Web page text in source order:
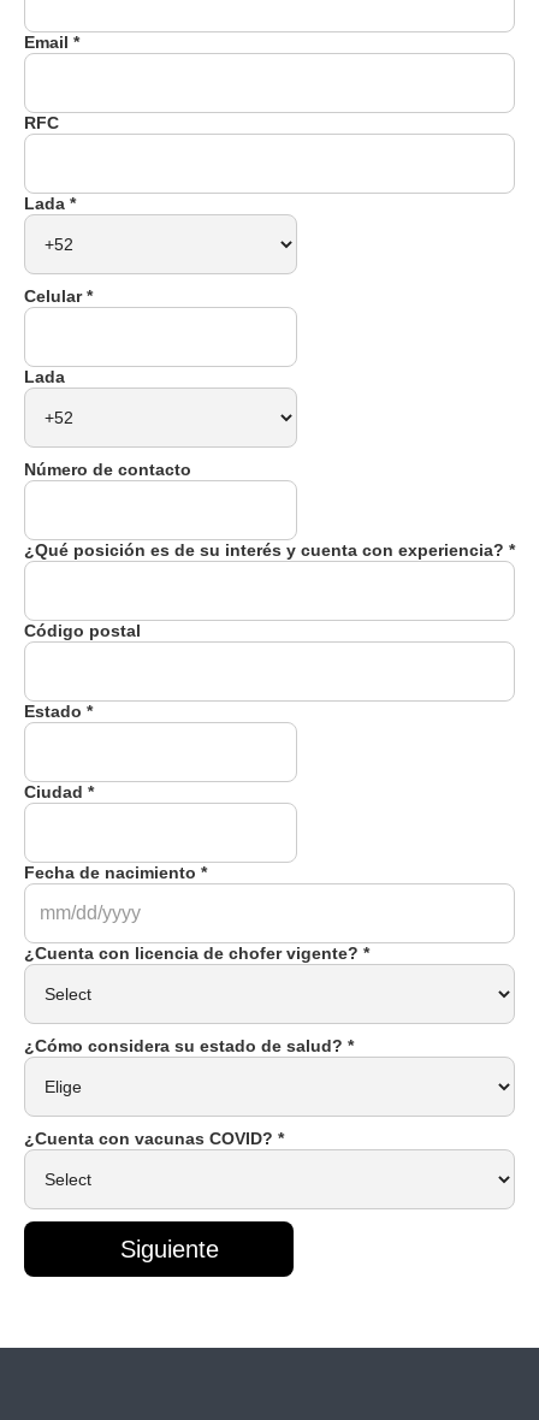
Email *
RFC
Lada *
Celular *
Lada
Número de contacto
¿Qué posición es de su interés y cuenta con experiencia? *
Código postal
Estado *
Ciudad *
Fecha de nacimiento *
¿Cuenta con licencia de chofer vigente? *
¿Cómo considera su estado de salud? *
¿Cuenta con vacunas COVID? *
Siguiente